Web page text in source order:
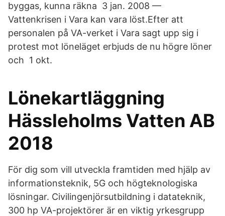
byggas, kunna räkna 3 jan. 2008 —
Vattenkrisen i Vara kan vara löst.Efter att
personalen på VA-verket i Vara sagt upp sig i
protest mot löneläget erbjuds de nu högre löner
och 1 okt.
Lönekartläggning
Hässleholms Vatten AB
2018
För dig som vill utveckla framtiden med hjälp av
informationsteknik, 5G och högteknologiska
lösningar. Civilingenjörsutbildning i datateknik,
300 hp VA-projektörer är en viktig yrkesgrupp